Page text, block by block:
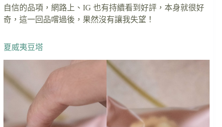
自信的品項，網路上、IG 也有持續看到好評，本身就很好
奇，這一回品嚐過後，果然沒有讓我失望！
夏威夷豆塔